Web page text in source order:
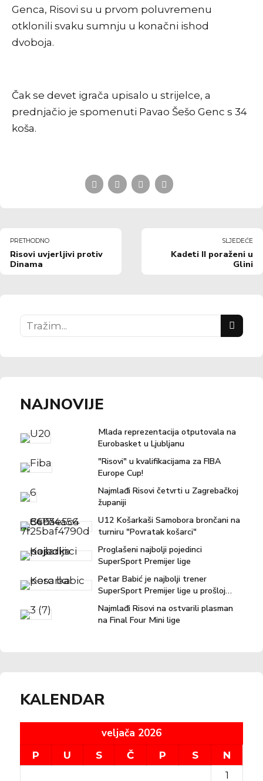
Genca, Risovi su u prvom poluvremenu
otklonili svaku sumnju u konačni ishod
dvoboja.
Čak se devet igrača upisalo u strijelce, a
prednjačio je spomenuti Pavao Šešo Genc s 34
koša.
PRETHODNO
Risovi uvjerljivi protiv
Dinama
SLJEDEĆE
Kadeti II poraženi u
Glini
NAJNOVIJE
Mlada reprezentacija otputovala na
Eurobasket u Ljubljanu
"Risovi" u kvalifikacijama za FIBA
Europe Cup!
Najmlađi Risovi četvrti u Zagrebačkoj
županiji
U12 Košarkaši Samobora brončani na
turniru "Povratak košarci"
Proglašeni najbolji pojedinci
SuperSport Premijer lige
Petar Babić je najbolji trener
SuperSport Premijer lige u prošloj
sezoni!
Najmlađi Risovi na ostvarili plasman
na Final Four Mini lige
KALENDAR
veljača 2026
P U S Č P S
N
1